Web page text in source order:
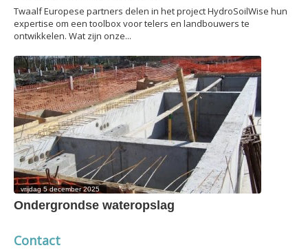
Twaalf Europese partners delen in het project HydroSoilWise hun
expertise om een toolbox voor telers en landbouwers te
ontwikkelen. Wat zijn onze...
vrijdag 5 december 2025
Ondergrondse wateropslag
Contact